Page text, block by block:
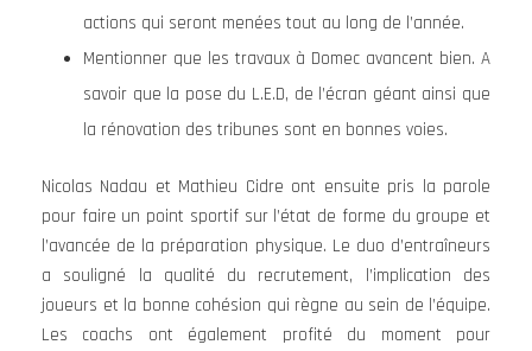
actions qui seront menées tout au long de l’année.
Mentionner que les travaux à Domec avancent bien. A
savoir que la pose du L.E.D, de l’écran géant ainsi que
la rénovation des tribunes sont en bonnes voies.
Nicolas Nadau et Mathieu Cidre ont ensuite pris la parole
pour faire un point sportif sur l’état de forme du groupe et
l’avancée de la préparation physique. Le duo d’entraîneurs
a souligné la qualité du recrutement, l’implication des
joueurs et la bonne cohésion qui règne au sein de l’équipe.
Les coachs ont également profité du moment pour